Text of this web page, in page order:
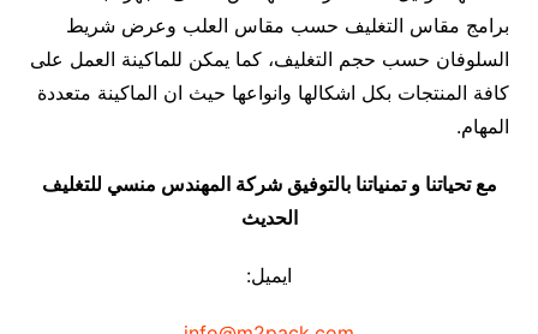
برامج مقاس التغليف حسب مقاس العلب وعرض شريط
السلوفان حسب حجم التغليف، كما يمكن للماكينة العمل على
كافة المنتجات بكل اشكالها وانواعها حيث ان الماكينة متعددة
المهام.
مع تحياتنا و تمنياتنا بالتوفيق شركة المهندس منسي للتغليف
الحديث
ايميل: